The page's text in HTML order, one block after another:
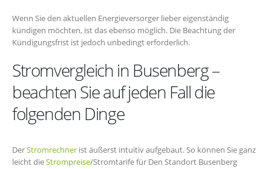
Wenn Sie den aktuellen Energieversorger lieber eigenständig
kündigen möchten, ist das ebenso möglich. Die Beachtung der
Kündigungsfrist ist jedoch unbedingt erforderlich.
Stromvergleich in Busenberg –
beachten Sie auf jeden Fall die
folgenden Dinge
DerStromrechner ist äußerst intuitiv aufgebaut. So können Sie ganz
leicht dieStrompreise/Stromtarife für Den Standort Busenberg